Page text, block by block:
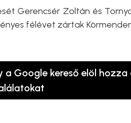
Gerencsér Zoltán és
félévet zártak
Google kereső elöl hozza